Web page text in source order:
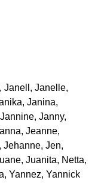
, Janell , Janelle,
, Janina,
Jannine, Janny,
, Jeanne,
, Jehanne, Jen,
, Juanita, Netta,
, Yannez, Yannick